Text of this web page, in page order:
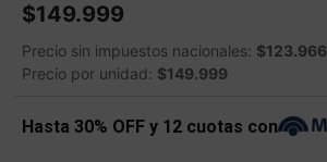
$149.999
Precio sin impuestos nacionales: $123.966
Precio por unidad: $149.999
Hasta 30% OFF y 12 cuotas con